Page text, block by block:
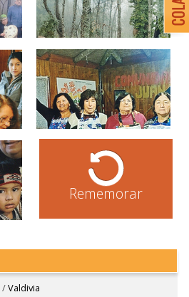
Rememorar
/Valdivia